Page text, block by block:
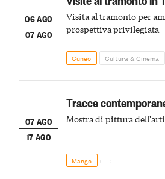
06 AGO
07 AGO
Visita al tramonto per
prospettiva privilegiata
Cuneo Cultura & Cinema
07 AGO
17 AGO
Tracce
Mostra di pittura
Mango